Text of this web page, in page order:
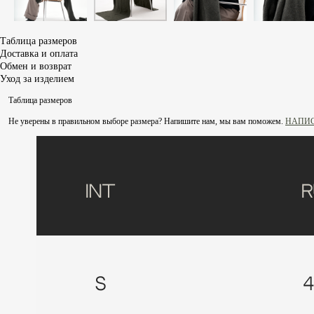
Таблица размеров
Доставка и оплата
Обмен и возврат
Уход за изделием
Таблица размеров
Не уверены в правильном выборе размера? Напишите нам, мы вам поможем.